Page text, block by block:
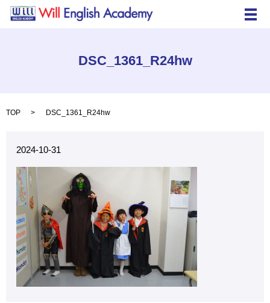
メ
DSC_1361_R24hw
TOP DSC_1361_R24hw
2024-10-31